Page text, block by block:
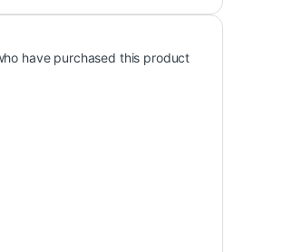
have purchased this product